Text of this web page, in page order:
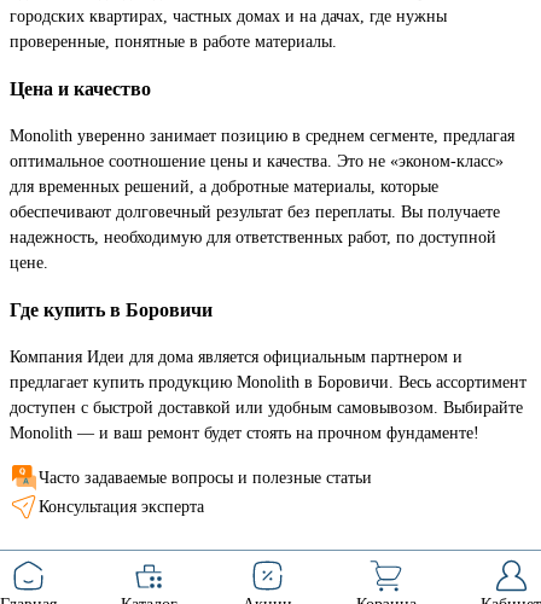
городских квартирах, частных домах и на дачах, где нужны
проверенные, понятные в работе материалы.
Цена и качество
Monolith уверенно занимает позицию в среднем сегменте, предлагая
оптимальное соотношение цены и качества. Это не «эконом-класс»
для временных решений, а добротные материалы, которые
обеспечивают долговечный результат без переплаты. Вы получаете
надежность, необходимую для ответственных работ, по доступной
цене.
Где купить в Боровичи
Компания Идеи для дома является официальным партнером и
предлагает купить продукцию Monolith в Боровичи. Весь ассортимент
доступен с быстрой доставкой или удобным самовывозом. Выбирайте
Monolith — и ваш ремонт будет стоять на прочном фундаменте!
Часто задаваемые вопросы и полезные статьи
Консультация эксперта